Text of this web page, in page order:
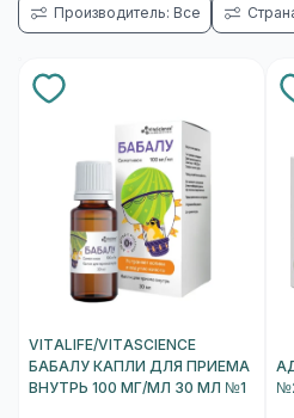
Производитель: Все
VITALIFE/VITASCIENCE
БАБАЛУ КАПЛИ ДЛЯ ПРИЕМА
ВНУТРЬ 100 МГ/МЛ 30 МЛ №1